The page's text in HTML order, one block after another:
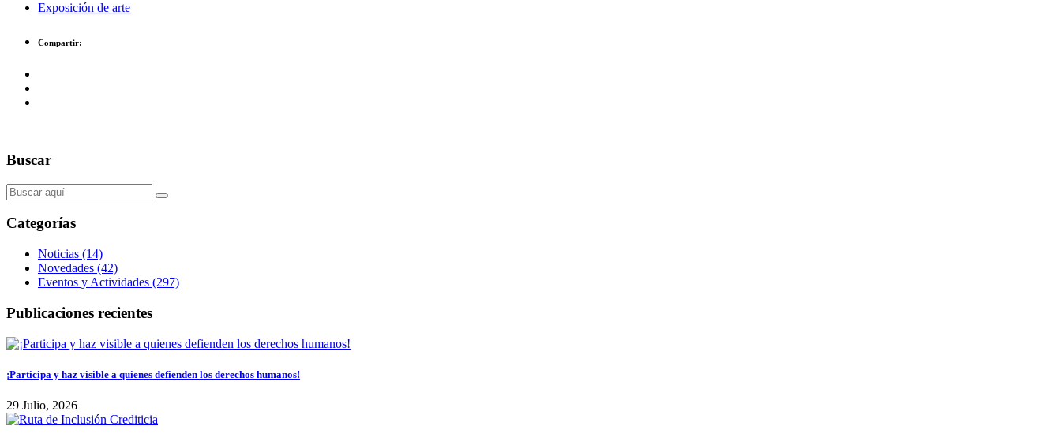
Exposición de arte
Compartir:
Buscar
Categorías
Noticias (14)
Novedades (42)
Eventos y Actividades (297)
Publicaciones recientes
¡Participa y haz visible a quienes defienden los derechos humanos!
29 Julio, 2026